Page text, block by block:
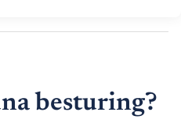
besturing?